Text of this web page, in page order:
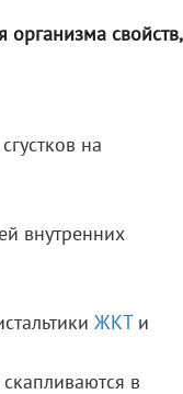
свойств,
на
внутренних
ЖКТ
и
в